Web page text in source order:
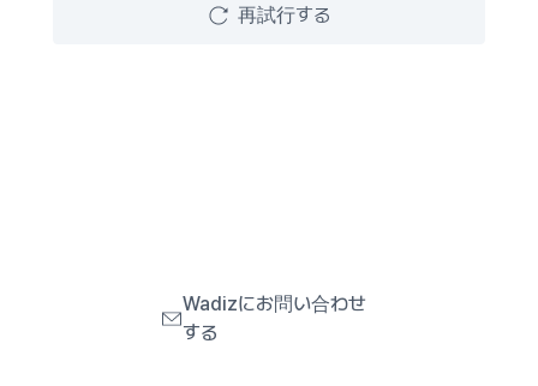
再試行する
Wadizにお問い合わせ
する